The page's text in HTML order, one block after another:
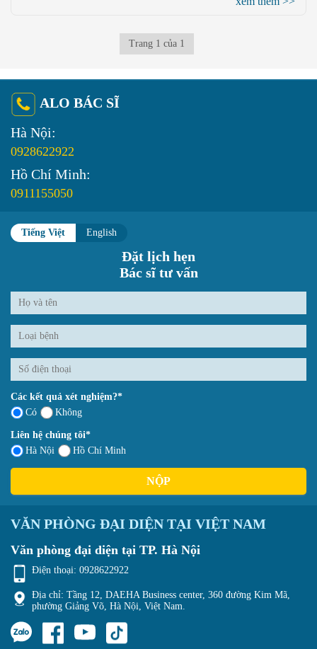
Trang 1 của 1
ALO BÁC SĨ
Hà Nội:
0928622922
Hồ Chí Minh:
0911155050
Tiếng Việt English
Đặt lịch hẹn
Bác sĩ tư vấn
Các kết quả xét nghiệm?*
Có
Không
Liên hệ chúng tôi*
Hà Nội
Hồ Chí Minh
NỘP
VĂN PHÒNG ĐẠI DIỆN TẠI VIỆT NAM
Văn phòng đại diện tại TP. Hà Nội
Điện thoại: 0928622922
Địa chỉ: Tầng 12, DAEHA Business center, 360 đường Kim Mã,
phường Giảng Võ, Hà Nội, Việt Nam.